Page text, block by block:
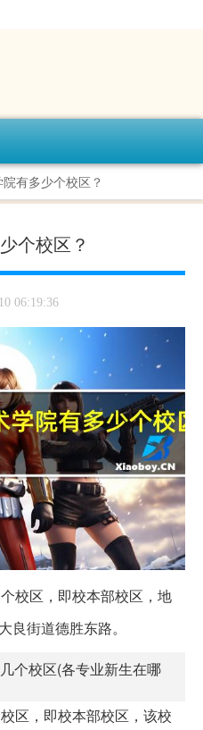
有多少个校区？
个校区？
06:19:36
校区，即校本部校区，地
良街道德胜东路。
个校区(各专业新生在哪
区，即校本部校区，该校